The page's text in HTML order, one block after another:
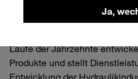
Ja,
Rückblick: Vor fast 60 Jahren
STAUFF in der Fluidtechnik
Laufe der Jahrzehnte
Produkte und stellt